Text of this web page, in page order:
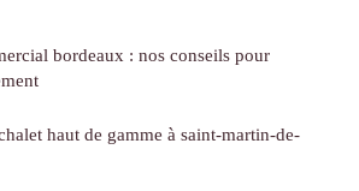
bordeaux : nos conseils pour
haut de gamme à saint-martin-de-